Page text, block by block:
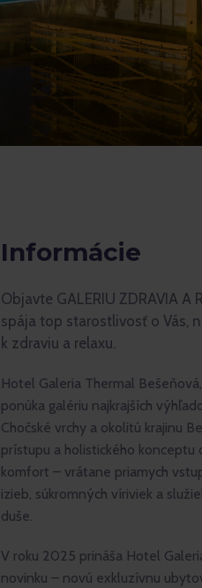
Informácie
Objavte GALERIU ZDRAVIA A
spája top starostlivosť o Vás,
k zdraviu a relaxu.
Hotel Galeria Thermal
ponúka galériu najkrajších
Chočské vrchy a okolitú krajinu
prístupu a holistického konceptu
komfort – vrátane priamych
izieb, súkromných víriviek a
duše.
V roku 2025 prináša Hotel
novinku – novú exkluzívnu